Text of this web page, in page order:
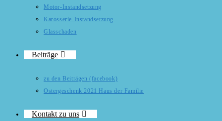
Motor-Instandsetzung
Karosserie-Instandsetzung
Glasschaden
Beiträge
zu den Beiträgen (facebook)
Ostergeschenk 2021 Haus der Familie
Kontakt zu uns